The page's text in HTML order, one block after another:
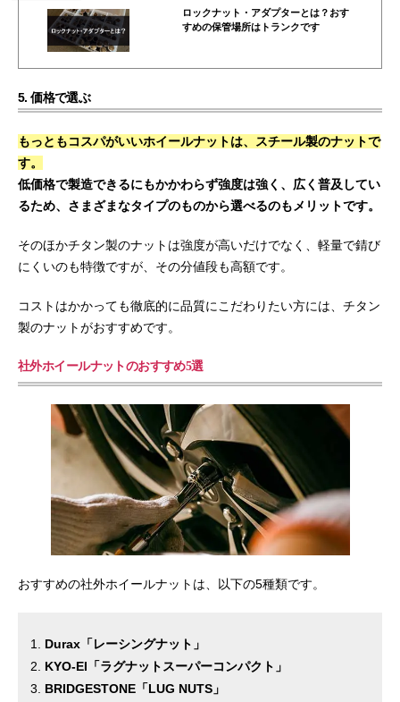
ロックナット・アダプターとは？おす
すめの保管場所はトランクです
5. 価格で選ぶ
もっともコスパがいいホイールナットは、スチール製のナットで
す。
低価格で製造できるにもかかわらず強度は強く、広く普及してい
るため、さまざまなタイプのものから選べるのもメリットです。
そのほかチタン製のナットは強度が高いだけでなく、軽量で錆び
にくいのも特徴ですが、その分値段も高額です。
コストはかかっても徹底的に品質にこだわりたい方には、チタン
製のナットがおすすめです。
社外ホイールナットのおすすめ5選
おすすめの社外ホイールナットは、以下の5種類です。
Durax「レーシングナット」
KYO-EI「ラグナットスーパーコンパクト」
BRIDGESTONE「LUG NUTS」